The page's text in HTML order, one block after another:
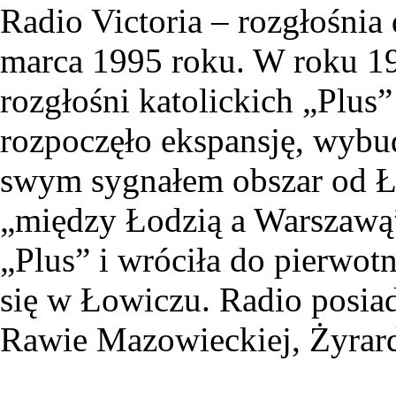
Radio Victoria –
marca 1995 roku. W roku
rozgłośni katolickich
rozpoczęło ekspansję,
swym sygnałem obszar od
„między Łodzią a
„Plus” i wróciła do
się w Łowiczu. Radio
Rawie Mazowieckiej,